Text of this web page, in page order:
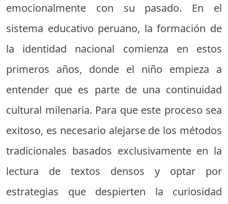
emocionalmente con su pasado. En el
sistema educativo peruano, la formación de
la identidad nacional comienza en estos
primeros años, donde el niño empieza a
entender que es parte de una continuidad
cultural milenaria. Para que este proceso sea
exitoso, es necesario alejarse de los métodos
tradicionales basados exclusivamente en la
lectura de textos densos y optar por
estrategias que despierten la curiosidad